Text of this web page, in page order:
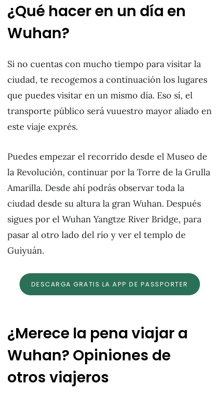
¿Qué hacer en un día en
Wuhan?
Si no cuentas con mucho tiempo para visitar la
ciudad, te recogemos a continuación los lugares
que puedes visitar en un mismo día. Eso sí, el
transporte público será vuuestro mayor aliado en
este viaje exprés.
Puedes empezar el recorrido desde el Museo de
la Revolución, continuar por la Torre de la Grulla
Amarilla. Desde ahí podrás observar toda la
ciudad desde su altura la gran Wuhan. Después
sigues por el Wuhan Yangtze River Bridge, para
pasar al otro lado del río y ver el templo de
Guiyuán.
DESCARGA GRATIS LA APP DE PASSPORTER
¿Merece la pena viajar a
Wuhan? Opiniones de
otros viajeros